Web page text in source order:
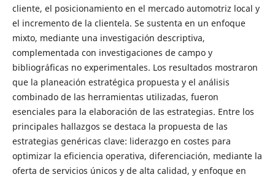
cliente, el posicionamiento en el mercado automotriz local y
el incremento de la clientela. Se sustenta en un enfoque
mixto, mediante una investigación descriptiva,
complementada con investigaciones de campo y
bibliográficas no experimentales. Los resultados mostraron
que la planeación estratégica propuesta y el análisis
combinado de las herramientas utilizadas, fueron
esenciales para la elaboración de las estrategias. Entre los
principales hallazgos se destaca la propuesta de las
estrategias genéricas clave: liderazgo en costes para
optimizar la eficiencia operativa, diferenciación, mediante la
oferta de servicios únicos y de alta calidad, y enfoque en